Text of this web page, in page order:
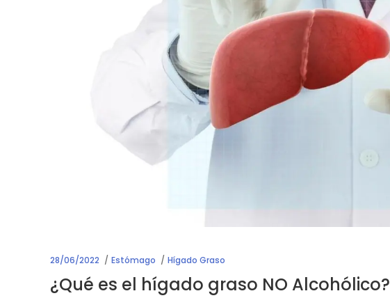
28/06/2022 Estómago Hígado Graso
¿Qué es el hígado graso NO Alcohólico?